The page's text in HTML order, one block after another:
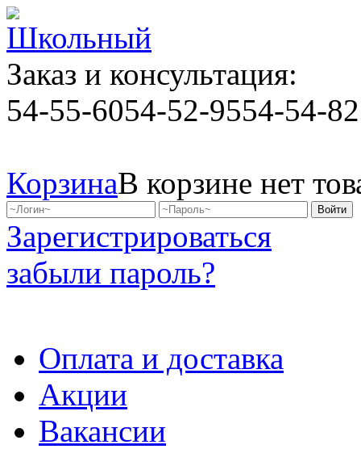
Заказ и консультация:
54-55-6054-52-9554-54-82
КорзинаВ корзине нет
Зарегистрироваться
забыли пароль?
Оплата и доставка
Акции
Вакансии